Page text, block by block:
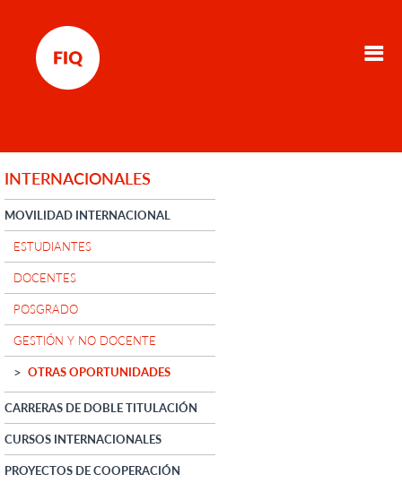
INTERNACIONALES
MOVILIDAD INTERNACIONAL
ESTUDIANTES
DOCENTES
POSGRADO
GESTIÓN Y NO DOCENTE
OTRAS OPORTUNIDADES
CARRERAS DE DOBLE TITULACIÓN
CURSOS INTERNACIONALES
PROYECTOS DE COOPERACIÓN